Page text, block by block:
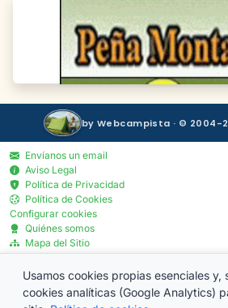
by Webcampista · © 2004-
Envíanos un email
Aviso Legal
Política de Privacidad
Política de Cookies
Configurar cookies
Quiénes somos
Mapa del Sitio
Blog
Menú Profesionales
Usamos cookies propias esenciales y,
cookies analíticas (Google Analytics)